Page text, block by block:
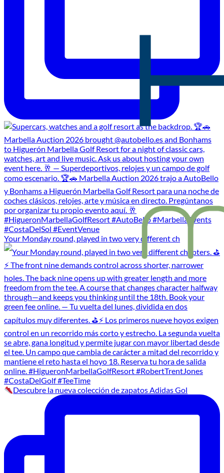
Your Monday round, played in two very different ch
Descubre la nueva colección de zapatos Adidas Gol